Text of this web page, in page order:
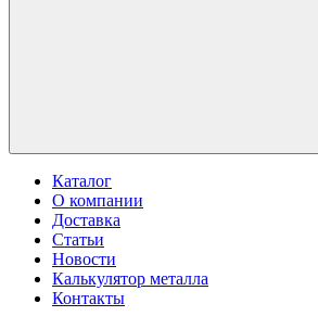
Каталог
О компании
Доставка
Статьи
Новости
Калькулятор металла
Контакты